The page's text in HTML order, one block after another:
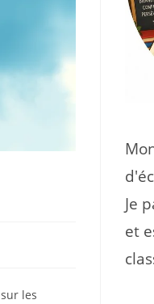
les
Je
et